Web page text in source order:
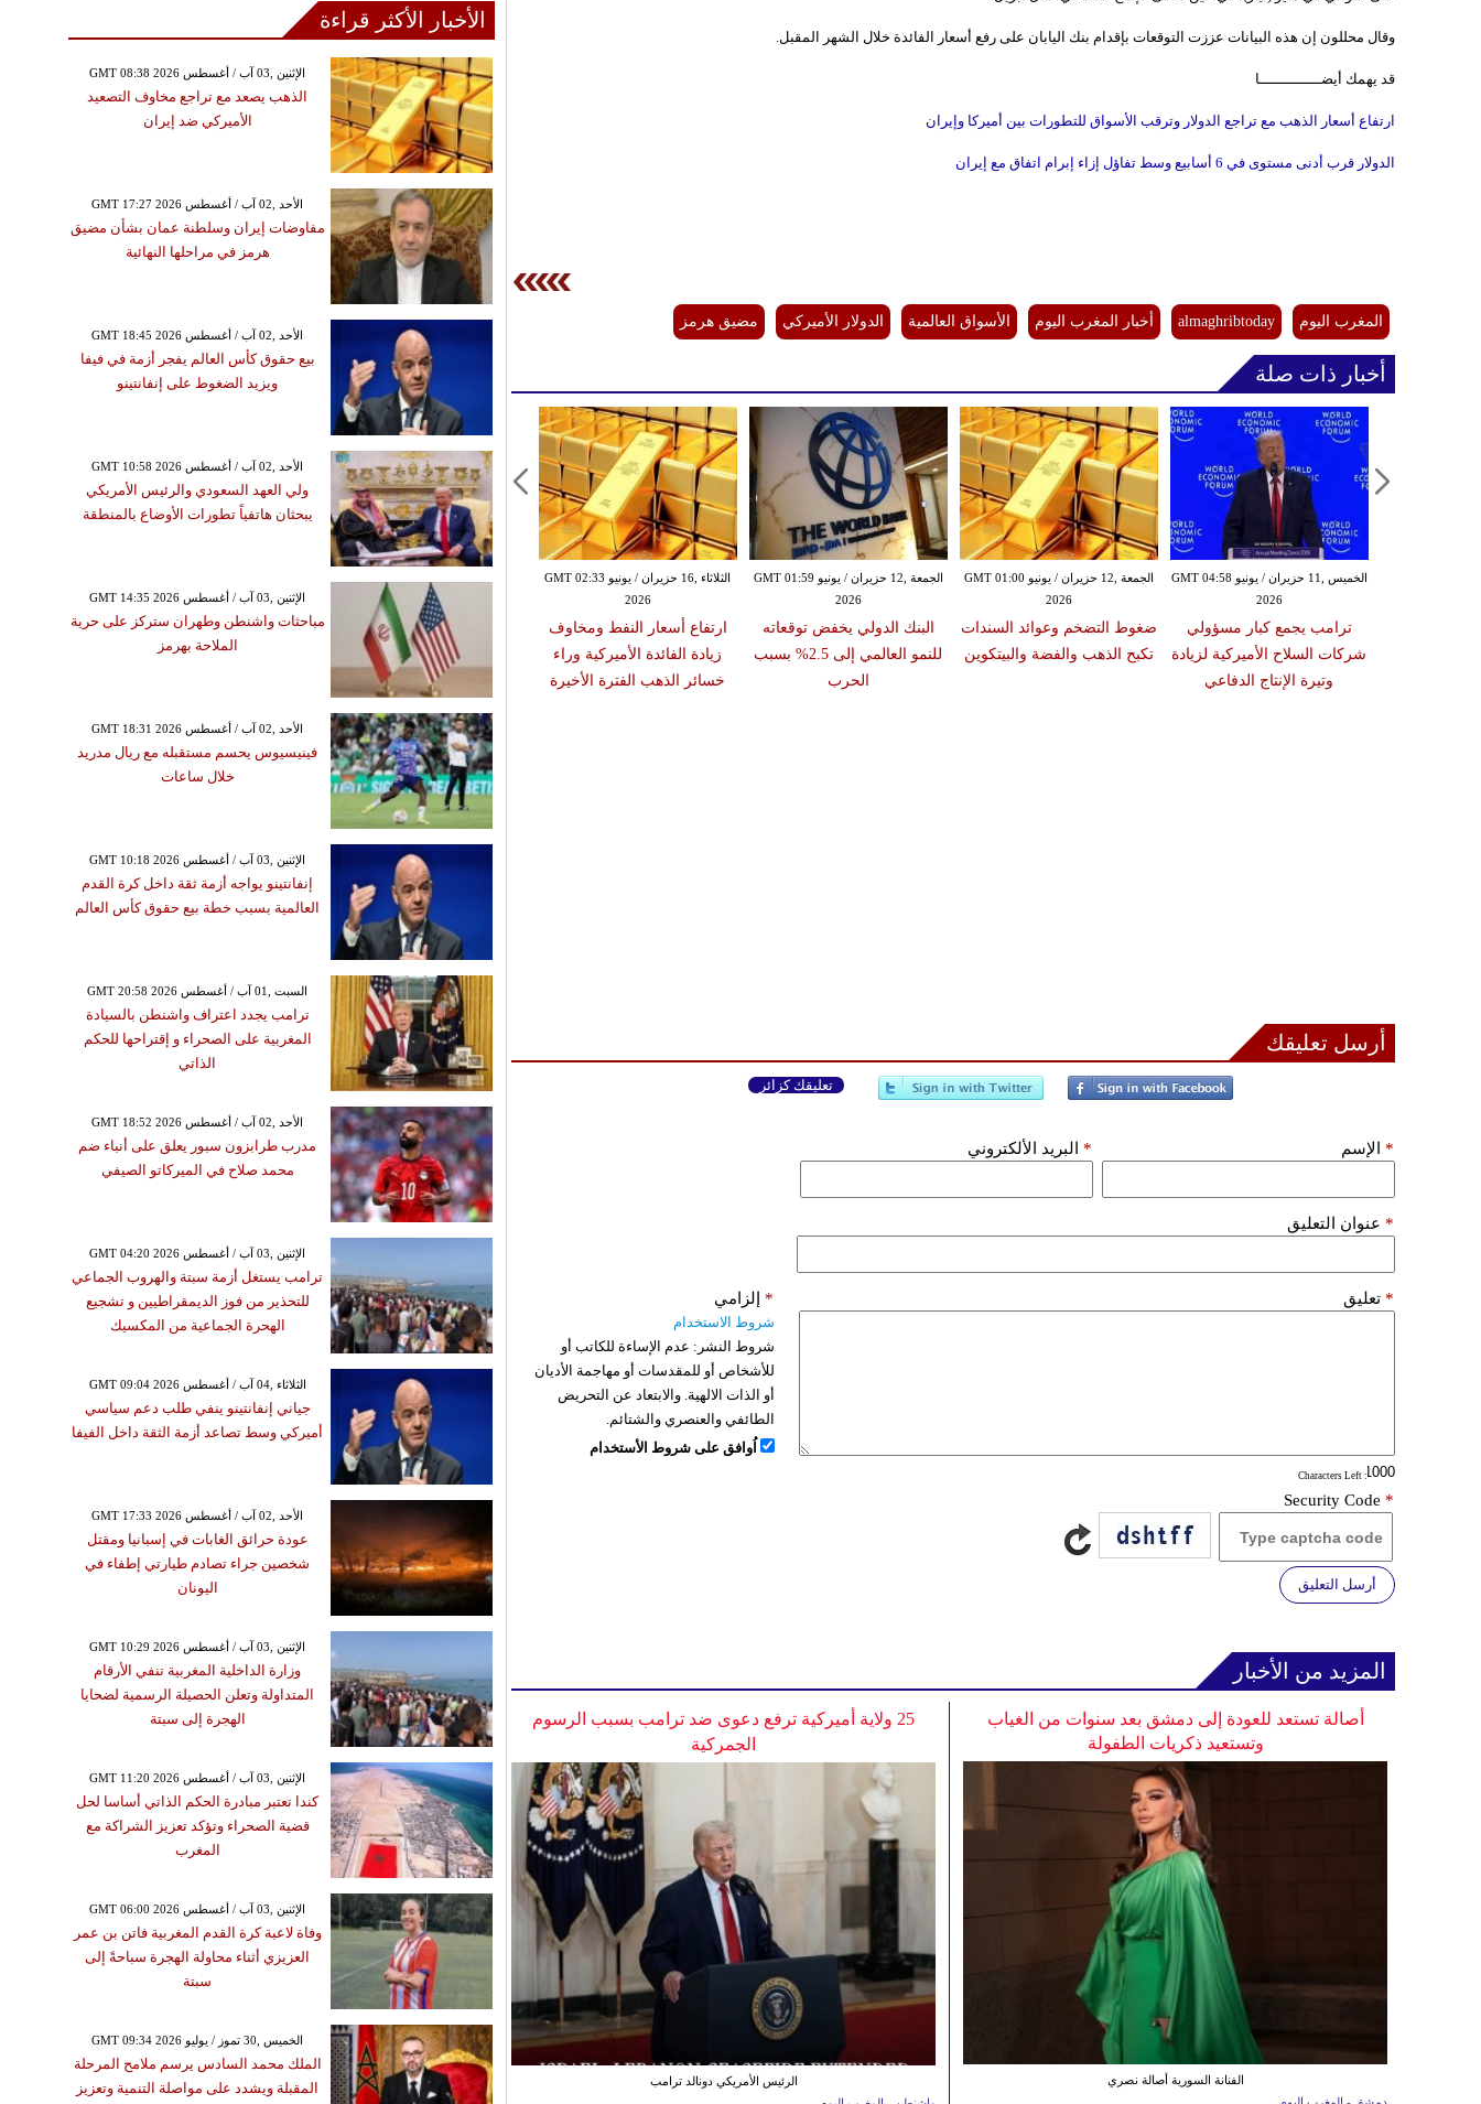
وقال محللون إن هذه البيانات عززت التوقعات بإقدام بنك اليابان على رفع أسعار الفائدة خلال الشهر المقبل.
قد يهمك أيضــــــــــــــا
ارتفاع أسعار الذهب مع تراجع الدولار وترقب الأسواق للتطورات بين أميركا وإيران
الدولار قرب أدنى مستوى في 6 أسابيع وسط تفاؤل إزاء إبرام اتفاق مع إيران
المغرب اليوم almaghribtoday أخبار المغرب اليوم الأسواق العالمية الدولار الأميركي مضيق هرمز
أخبار ذات صلة
2026
تحويلات المصريين بالخارج
تسجل مستوى قياسياً بدعم من
توحيد سعر الصرف
الثلاثاء ,16 حزيران / يونيو GMT 02:33
2026
ارتفاع أسعار النفط ومخاوف
زيادة الفائدة الأميركية وراء
خسائر الذهب الفترة الأخيرة
الجمعة ,12 حزيران / يونيو GMT 01:59
2026
البنك الدولي يخفض توقعاته
للنمو العالمي إلى 2.5% بسبب
الحرب
الجمعة ,12 حزيران / يونيو GMT 01:00
2026
ضغوط التضخم وعوائد السندات
تكبح الذهب والفضة والبيتكوين
الخميس ,11 حزيران / يونيو GMT 04:58
2026
ترامب يجمع كبار مسؤولي
شركات السلاح الأميركية لزيادة
وتيرة الإنتاج الدفاعي
أرسل تعليقك
تعليقك كزائر
الإسم * البريد الألكتروني *
عنوان التعليق *
تعليق *
: Characters Left
إلزامي *
شروط الاستخدام
شروط النشر: عدم الإساءة للكاتب أو
للأشخاص أو للمقدسات أو مهاجمة الأديان
أو الذات الالهية. والابتعاد عن التحريض
الطائفي والعنصري والشتائم.
اُوافق على شروط الأستخدام
Security Code *
أرسل التعليق
المزيد من الأخبار
25 ولاية أميركية ترفع دعوى ضد ترامب بسبب الرسوم
الجمركية
الرئيس الأمريكي دونالد ترامب
أصالة تستعد للعودة إلى دمشق بعد سنوات من الغياب
وتستعيد ذكريات الطفولة
الفنانة السورية أصالة نصري
الأخبار الأكثر قراءة
GMT 08:38 2026 الإثنين ,03 آب / أغسطس
الذهب يصعد مع تراجع مخاوف التصعيد
الأميركي ضد إيران
GMT 17:27 2026 الأحد ,02 آب / أغسطس
مفاوضات إيران وسلطنة عمان بشأن مضيق
هرمز في مراحلها النهائية
GMT 18:45 2026 الأحد ,02 آب / أغسطس
بيع حقوق كأس العالم يفجر أزمة في فيفا
ويزيد الضغوط على إنفانتينو
GMT 10:58 2026 الأحد ,02 آب / أغسطس
ولي العهد السعودي والرئيس الأمريكي
يبحثان هاتفياً تطورات الأوضاع بالمنطقة
GMT 14:35 2026 الإثنين ,03 آب / أغسطس
مباحثات واشنطن وطهران ستركز على حرية
الملاحة بهرمز
GMT 18:31 2026 الأحد ,02 آب / أغسطس
فينيسيوس يحسم مستقبله مع ريال مدريد
خلال ساعات
GMT 10:18 2026 الإثنين ,03 آب / أغسطس
إنفانتينو يواجه أزمة ثقة داخل كرة القدم
العالمية بسبب خطة بيع حقوق كأس العالم
GMT 20:58 2026 السبت ,01 آب / أغسطس
ترامب يجدد اعتراف واشنطن بالسيادة
المغربية على الصحراء و إقتراحها للحكم
الذاتي
GMT 18:52 2026 الأحد ,02 آب / أغسطس
مدرب طرابزون سبور يعلق على أنباء ضم
محمد صلاح في الميركاتو الصيفي
GMT 04:20 2026 الإثنين ,03 آب / أغسطس
ترامب يستغل أزمة سبتة والهروب الجماعي
للتحذير من فوز الديمقراطيين و تشجيع
الهحرة الجماعية من المكسيك
GMT 09:04 2026 الثلاثاء ,04 آب / أغسطس
جياني إنفانتينو ينفي طلب دعم سياسي
أميركي وسط تصاعد أزمة الثقة داخل الفيفا
GMT 17:33 2026 الأحد ,02 آب / أغسطس
عودة حرائق الغابات في إسبانيا ومقتل
شخصين جراء تصادم طيارتي إطفاء في
اليونان
GMT 10:29 2026 الإثنين ,03 آب / أغسطس
وزارة الداخلية المغربية تنفي الأرقام
المتداولة وتعلن الحصيلة الرسمية لضحايا
الهجرة إلى سبتة
GMT 11:20 2026 الإثنين ,03 آب / أغسطس
كندا تعتبر مبادرة الحكم الذاتي أساسا لحل
قضية الصحراء وتؤكد تعزيز الشراكة مع
المغرب
GMT 06:00 2026 الإثنين ,03 آب / أغسطس
وفاة لاعبة كرة القدم المغربية فاتن بن عمر
العزيزي أثناء محاولة الهجرة سباحةً إلى
سبتة
GMT 09:34 2026 الخميس ,30 تموز / يوليو
الملك محمد السادس يرسم ملامح المرحلة
المقبلة ويشدد على مواصلة التنمية وتعزيز